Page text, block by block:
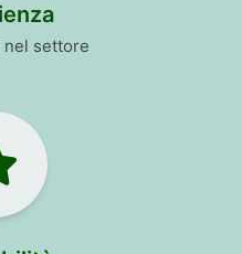
nel settore